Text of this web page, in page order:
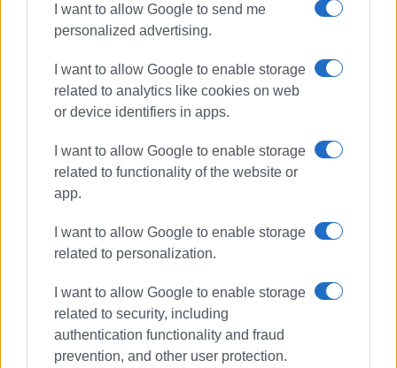
I want to allow Google to send me
personalized advertising.
I want to allow Google to enable storage
related to analytics like cookies on web
or device identifiers in apps.
I want to allow Google to enable storage
related to functionality of the website or
app.
I want to allow Google to enable storage
related to personalization.
I want to allow Google to enable storage
related to security, including
authentication functionality and fraud
prevention, and other user protection.